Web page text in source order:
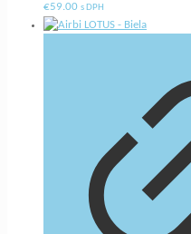
€59.00 s DPH